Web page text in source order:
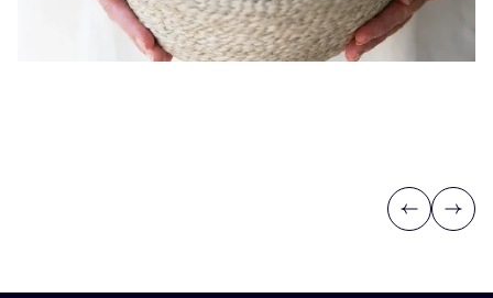
Previous
Next